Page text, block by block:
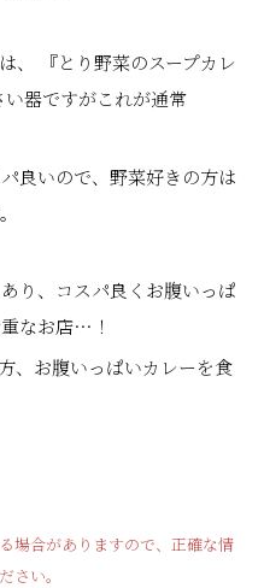
、 『とり野菜のスープカレ
器ですがこれが通常
良いので、野菜好きの方は
り、コスパ良くお腹いっぱ
なお店…！
、お腹いっぱいカレーを食
合がありますので、正確な情
さい。